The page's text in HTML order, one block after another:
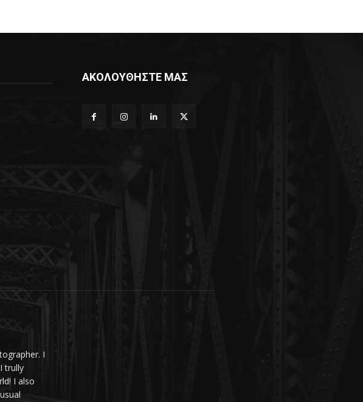
ΑΚΟΛΟΥΘΗΣΤΕ ΜΑΣ
I
trully
I also